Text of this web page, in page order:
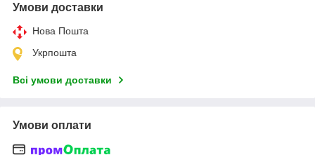
Умови доставки
Нова Пошта
Укрпошта
Всі умови доставки
Умови оплати